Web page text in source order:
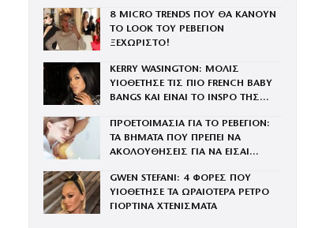
8 MICRO TRENDS ΠΟΥ ΘΑ ΚΑΝΟΥΝ
ΤΟ LOOK ΤΟΥ ΡΕΒΕΓΙΟΝ
ΞΕΧΩΡΙΣΤΟ!
KERRY WASINGTON: ΜΟΛΙΣ
ΥΙΟΘΕΤΗΣΕ ΤΙΣ ΠΙΟ FRENCH BABY
BANGS ΚΑΙ ΕΙΝΑΙ ΤΟ INSPO ΤΗΣ
ΠΡΟΕΤΟΙΜΑΣΙΑ ΓΙΑ ΤΟ ΡΕΒΕΓΙΟΝ:
ΤΑ ΒΗΜΑΤΑ ΠΟΥ ΠΡΕΠΕΙ ΝΑ
ΑΚΟΛΟΥΘΗΣΕΙΣ ΓΙΑ ΝΑ ΕΙΣΑΙ
ΒΡΑΔΙΑ ΤΟΥ ΧΡΟΝΟΥ
GWEN STEFANI: 4 ΦΟΡΕΣ ΠΟΥ
ΥΙΟΘΕΤΗΣΕ ΤΑ ΩΡΑΙΟΤΕΡΑ ΡΕΤΡΟ
ΓΙΟΡΤΙΝΑ ΧΤΕΝΙΣΜΑΤΑ